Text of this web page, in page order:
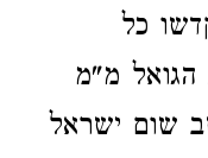
כל
הגואל מ"מ
שום ישראל